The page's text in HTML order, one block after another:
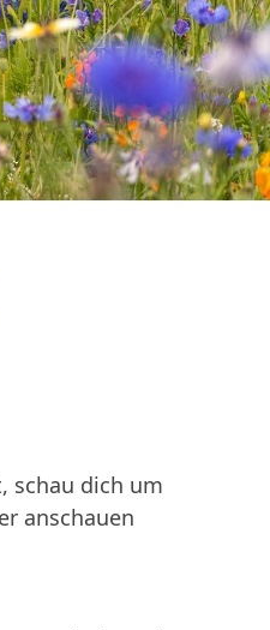
schau dich um
anschauen